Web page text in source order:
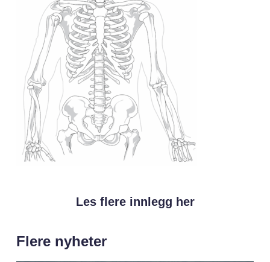
Les flere innlegg her
Flere nyheter